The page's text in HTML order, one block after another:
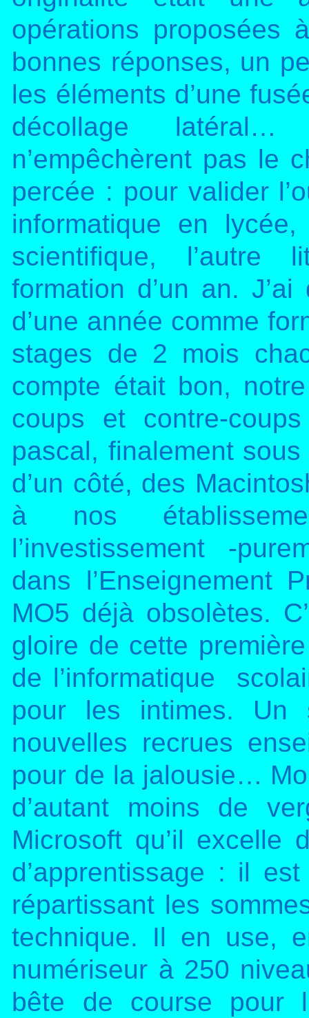
opérations proposées
bonnes réponses, un
les éléments d’une
décollage
n’empêchèrent pas le
percée : pour valider
informatique en
scientifique, l’autre
formation d’un an.
d’une année comme
stages de 2 mois
compte était bon,
coups et contre-
pascal, finalement
d’un côté, des
à nos
l’investissement -
dans l’Enseignement
MO5 déjà obsolètes.
gloire de cette
de l’informatique
pour les intimes. Un
nouvelles recrues
pour de la jalousie…
d’autant moins de
Microsoft qu’il excelle
d’apprentissage : il
répartissant les
technique. Il en use,
numériseur à 250
bête de course pour